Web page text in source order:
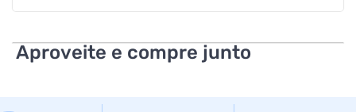
Aproveite e compre junto